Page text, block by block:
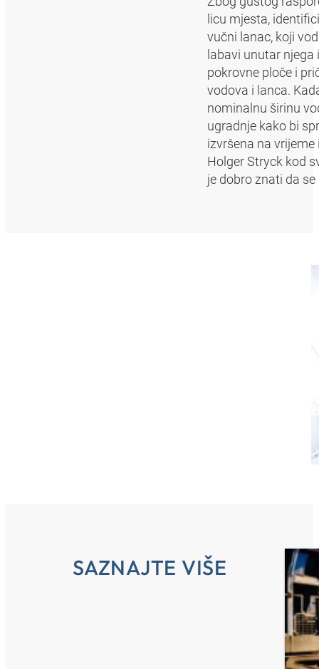
licu mjesta,
vučni lanac, koji
labavi unutar
pokrovne ploče i
vodova i lanca.
nominalnu širinu
ugradnje kako bi
izvršena na
Holger Stryck kod
je dobro znati da
SAZNAJTE VIŠE